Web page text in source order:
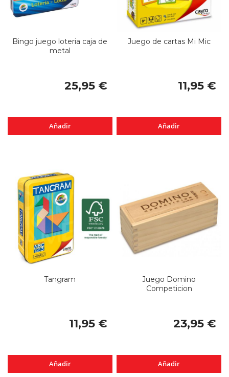
Bingo juego loteria caja de
metal
25,95 €
Añadir
Juego de cartas Mi Mic
11,95 €
Añadir
Tangram
11,95 €
Añadir
Juego Domino
Competicion
23,95 €
Añadir